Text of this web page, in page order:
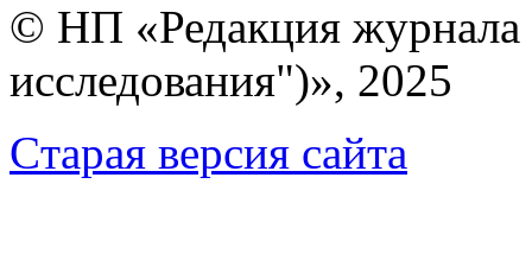
© НП «Редакция
исследования")», 2025
Cтарая версия сайта